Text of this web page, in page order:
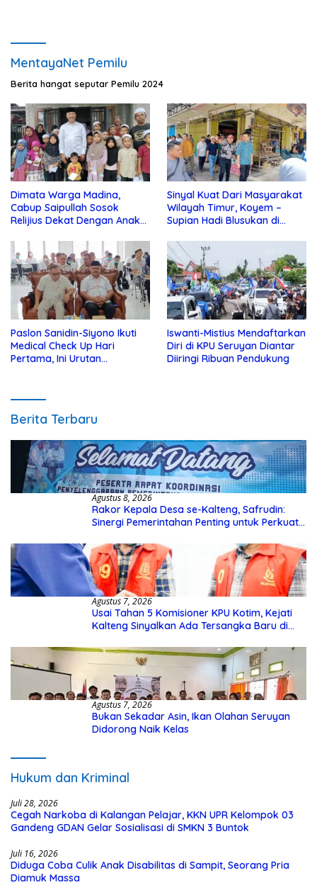
MentayaNet Pemilu
Berita hangat seputar Pemilu 2024
Dimata Warga Madina,
Cabup Saipullah Sosok
Relijius Dekat Dengan Anak
Sinyal Kuat Dari Masyarakat
Wilayah Timur, Koyem –
Supian Hadi Blusukan di
Paslon Sanidin-Siyono Ikuti
Medical Check Up Hari
Pertama, Ini Urutan
Iswanti-Mistius Mendaftarkan
Diri di KPU Seruyan Diantar
Diiringi Ribuan Pendukung
Berita Terbaru
Agustus 8, 2026
Rakor Kepala Desa se-Kalteng, Safrudin:
Sinergi Pemerintahan Penting untuk Perkuat
Agustus 7, 2026
Usai Tahan 5 Komisioner KPU Kotim, Kejati
Kalteng Sinyalkan Ada Tersangka Baru di
Agustus 7, 2026
Bukan Sekadar Asin, Ikan Olahan Seruyan
Didorong Naik Kelas
Hukum dan Kriminal
Juli 28, 2026
Cegah Narkoba di Kalangan Pelajar, KKN UPR Kelompok 03
Gandeng GDAN Gelar Sosialisasi di SMKN 3 Buntok
Juli 16, 2026
Diduga Coba Culik Anak Disabilitas di Sampit, Seorang Pria
Diamuk Massa